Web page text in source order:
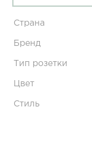
Страна
Бренд
Тип розетки
Цвет
Стиль